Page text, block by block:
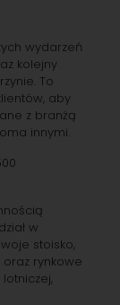
wydarzeń
kolejny
To
aby
z branżą
innymi.
w
stoisko,
rynkowe